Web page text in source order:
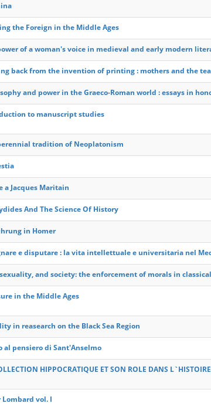
the Foreign in the Middle Ages
of a woman's voice in medieval and early modern
back from the invention of printing : mothers and the
and power in the Graeco-Roman world : essays in
to manuscript studies
tradition of Neoplatonism
a Jacques Maritain
And The Science Of History
in Homer
e disputare : la vita intellettuale e universitaria nel
and society: the enforcement of morals in
in the Middle Ages
in reasearch on the Black Sea Region
al pensiero di Sant'Anselmo
HIPPOCRATIQUE ET SON ROLE DANS
Lombard vol. I